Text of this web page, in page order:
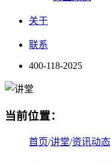
关于
联系
400-118-2025
当前位置：
首页/讲堂/资讯动态